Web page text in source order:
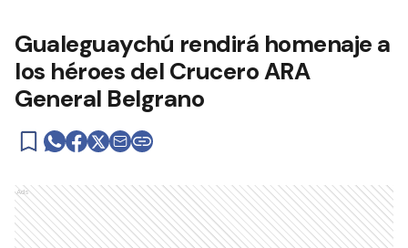
Gualeguaychú rendirá homenaje a
los héroes del Crucero ARA
General Belgrano
Ads